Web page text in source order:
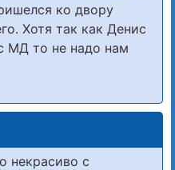
ко двору
Хотя так как Денис
МД то не надо нам
некрасиво с